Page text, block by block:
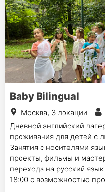
Baby Bilingual
Москва, 3 локации
Дневной английский
проживания для детей с
Занятия с носителями
проекты, фильмы и
перехода на русский
18:00 с возможностью